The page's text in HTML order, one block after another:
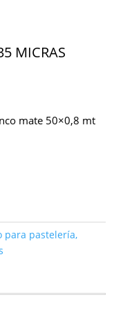
MICRAS
mate 50×0,8 mt
para pastelería,